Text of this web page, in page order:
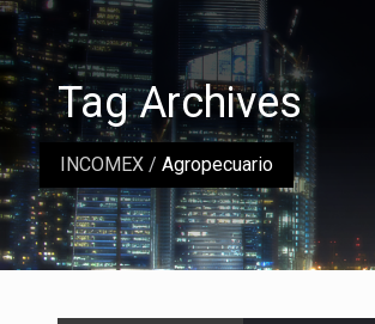
INCOMEX / Agropecuario
Tag Archives